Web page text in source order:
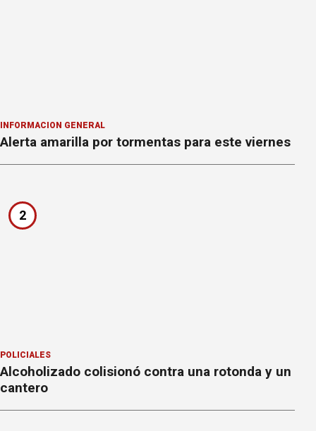
INFORMACION GENERAL
Alerta amarilla por tormentas para este viernes
2
POLICIALES
Alcoholizado colisionó contra una rotonda y un
cantero